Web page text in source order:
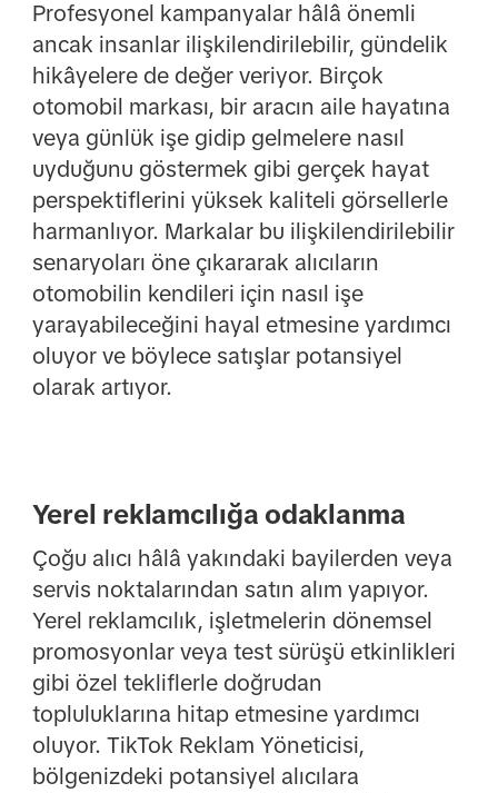
Profesyonel kampanyalar hâlâ önemli
ancak insanlar ilişkilendirilebilir, gündelik
hikâyelere de değer veriyor. Birçok
otomobil markası, bir aracın aile hayatına
veya günlük işe gidip gelmelere nasıl
uyduğunu göstermek gibi gerçek hayat
perspektiflerini yüksek kaliteli görsellerle
harmanlıyor. Markalar bu ilişkilendirilebilir
senaryoları öne çıkararak alıcıların
otomobilin kendileri için nasıl işe
yarayabileceğini hayal etmesine yardımcı
oluyor ve böylece satışlar potansiyel
olarak artıyor.
Yerel reklamcılığa odaklanma
Çoğu alıcı hâlâ yakındaki bayilerden veya
servis noktalarından satın alım yapıyor.
Yerel reklamcılık, işletmelerin dönemsel
promosyonlar veya test sürüşü etkinlikleri
gibi özel tekliflerle doğrudan
topluluklarına hitap etmesine yardımcı
oluyor. TikTok Reklam Yöneticisi,
bölgenizdeki potansiyel alıcılara